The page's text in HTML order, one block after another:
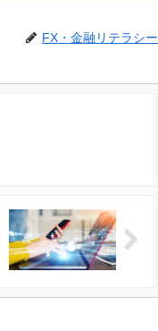
FX・金融リテラシー